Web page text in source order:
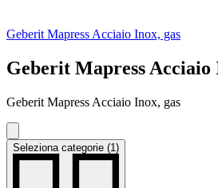
Geberit Mapress Acciaio Inox, gas
Geberit Mapress Acciaio
Geberit Mapress Acciaio Inox, gas
Seleziona categorie (1)